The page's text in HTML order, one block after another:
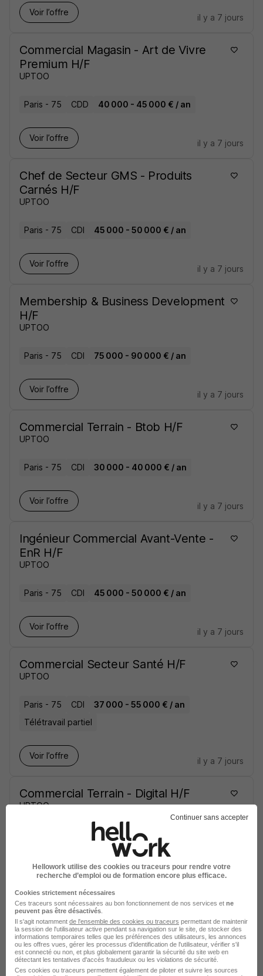
Voir l’offre
il y a 7 jours
Commercial Magasin - Art de Vivre
Premium H/F
UPTOO
Paris - 75 CDD 40 000 - 45 000 € / an
Voir l’offre
il y a 7 jours
Chef de Secteur GMS - Produits
Carnés H/F
UPTOO
Paris - 75 CDI 45 000 - 50 000 € / an
Voir l’offre
il y a 7 jours
Membership & Business Development
H/F
UPTOO
Paris - 75 CDI 75 000 - 90 000 € / an
Voir l’offre
il y a 7 jours
Commercial Terrain - Btob H/F
UPTOO
Paris - 75 CDI 30 000 - 40 000 € / an
Voir l’offre
il y a 7 jours
Ingénieur Commercial Avant-Vente -
EnR H/F
UPTOO
Paris - 75 CDI 45 000 - 50 000 € / an
Voir l’offre
il y a 7 jours
Commercial Secteur Santé H/F
UPTOO
Paris - 75 CDI
37 000 - 55 000 € / an
Télétravail partiel
Voir l’offre
il y a 7 jours
Commercial Terrain - Digital H/F
UPTOO
40 000 - 60 000 € / an
Voir l’offre
il y a 8 jours
Responsable Comptes Clés Premium
- Bvp H/F
UPTOO
Paris - 75 CDI 45 000 - 55 000 € / an
Continuer sans accepter
Hellowork utilise des cookies ou traceurs pour rendre votre
recherche d’emploi ou de formation encore plus efficace.
Cookies strictement nécessaires
Ces traceurs sont nécessaires au bon fonctionnement de nos services et ne
peuvent pas être désactivés
Il s'agit notamment de l'ensemble des cookies ou traceurs permettant de maintenir
la session de l'utilisateur active pendant sa navigation sur le site, de stocker des
informations temporaires telles que les préférences des utilisateurs, les annonces
ou les offres vues, gérer les processus d'identification de l'utilisateur, vérifier s'il
est connecté ou non, et plus globalement garantir la sécurité du site web en
détectant les tentatives d'accès frauduleux ou les violations de sécurité.
Ces cookies ou traceurs permettent également de piloter et suivre les sources